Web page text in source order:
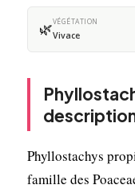
🌿VÉGÉTATION
Vivace
Phyllostachys
famille des